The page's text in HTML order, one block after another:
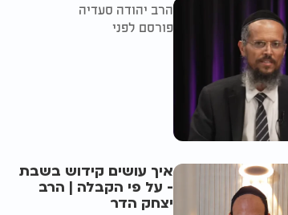
הרב יהודה סעדיה
פורסם לפני
איך עושים קידוש בשבת
- על פי הקבלה | הרב
יצחק הדר